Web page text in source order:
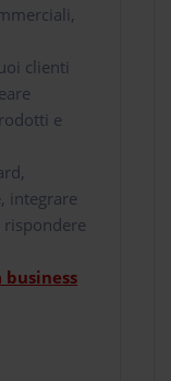
clienti
e
integrare
business